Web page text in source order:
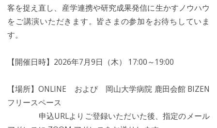
客を捉え直し、産学連携や研究成果発信に生かすノウハウ
をご講演いただきます。皆さまの参加をお待ちしていま
す。
【開催日時】2026年7月9日（木） 17:00～19:00
【場所】ONLINE および 岡山大学病院 鹿田会館 BIZEN
フリースペース
申込URLよりご登録いただいた後、指定のメール